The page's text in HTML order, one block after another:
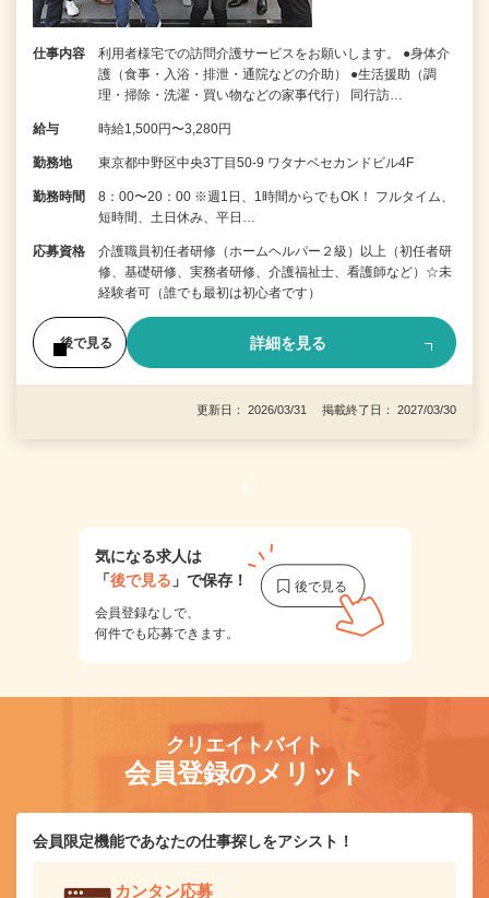
仕事内容
利用者様宅での訪問介護サービスをお願いします。 ●身体介
護（食事・入浴・排泄・通院などの介助） ●生活援助（調
理・掃除・洗濯・買い物などの家事代行） 同行訪…
給与 時給1,500円〜3,280円
勤務地 東京都中野区中央3丁目50-9 ワタナベセカンドビル4F
勤務時間
8：00〜20：00 ※週1日、1時間からでもOK！ フルタイム、
短時間、土日休み、平日…
応募資格
介護職員初任者研修（ホームヘルパー２級）以上（初任者研
修、基礎研修、実務者研修、介護福祉士、看護師など）☆未
経験者可（誰でも最初は初心者です）
後で見る 詳細を見る
更新日： 2026/03/31 掲載終了日： 2027/03/30
1
気になる求人は
「後で見る 」で保存！
会員登録なしで、
何件でも応募できます。
クリエイトバイト
会員登録のメリット
会員限定機能であなたの仕事探しをアシスト！
カンタン応募